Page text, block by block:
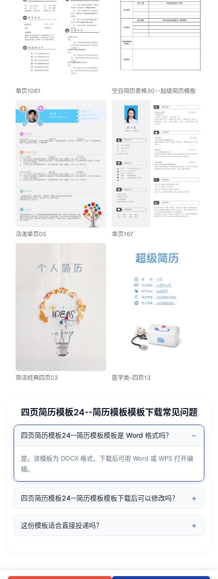
单页1061 空白简历表格30--超级简历模板
活泼单页05 单页167
简洁经典四页02 医学类-四页13
四页简历模板24--简历模板模板下载常见问题
四页简历模板24--简历模板模板是 Word 格式吗？ −
是。该模板为 DOCX 格式，下载后可用 Word 或 WPS 打开编
辑。
四页简历模板24--简历模板模板下载后可以修改吗？ +
这份模板适合直接投递吗？ +